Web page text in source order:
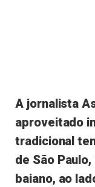
A jornalista
aproveitado
tradicional
de São
baiano, ao